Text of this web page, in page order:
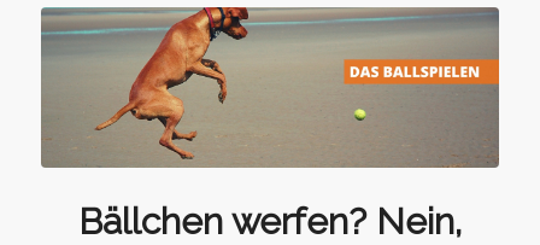
Bällchen werfen? Nein,